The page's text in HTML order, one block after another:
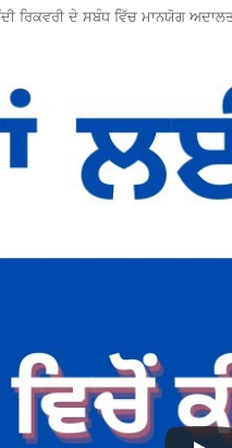
ਦੇ ਸਬੰਧ ਵਿੱਚ ਮਾਨਯੋਗ